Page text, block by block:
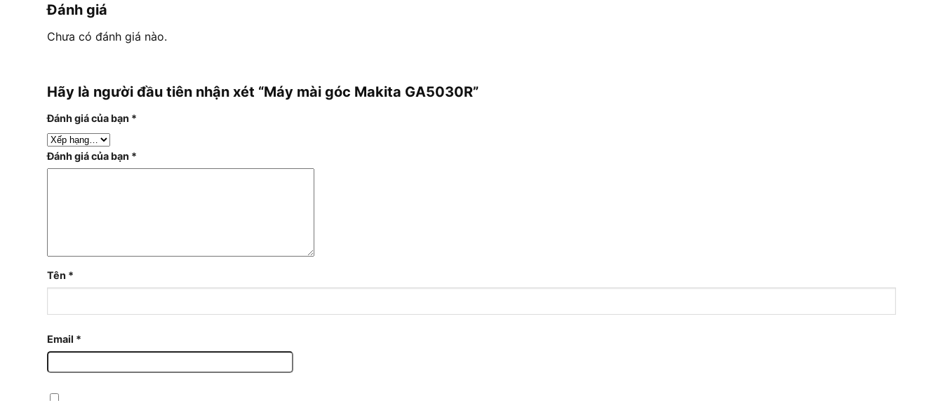
Đánh giá
Chưa có đánh giá nào.
Hãy là người đầu tiên nhận xét “Máy mài góc Makita GA5030R”
Đánh giá của bạn *
Đánh giá của bạn *
Tên *
Email *